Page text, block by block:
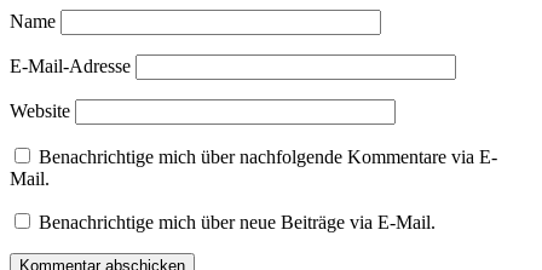
Name
E-Mail-Adresse
Website
Benachrichtige mich über nachfolgende Kommentare via E-
Mail.
Benachrichtige mich über neue Beiträge via E-Mail.